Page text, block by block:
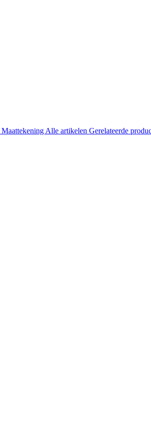
Maattekening Alle artikelen Gerelateerde